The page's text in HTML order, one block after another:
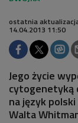
ostatnia
14.04.2013 11:50
Jego życie
cytogenetyką
na język
Walta